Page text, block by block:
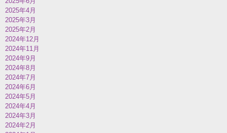
2025年4月
2025年3月
2025年2月
2024年12月
2024年11月
2024年9月
2024年8月
2024年7月
2024年6月
2024年5月
2024年4月
2024年3月
2024年2月